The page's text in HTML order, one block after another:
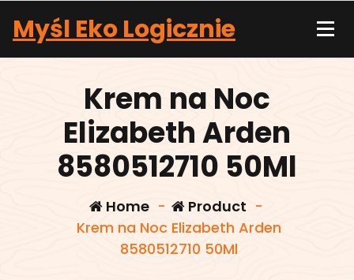
content
Myśl Eko Logicznie
Krem na Noc
Elizabeth Arden
8580512710 50Ml
Home- Product -
Krem na Noc Elizabeth Arden
8580512710 50Ml